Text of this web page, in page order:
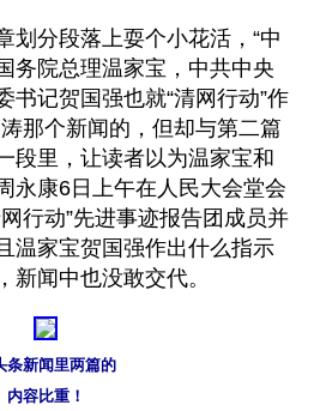
划分段落上耍个小花活，“中
务院总理温家宝，中共中央
书记贺国强也就“清网行动”作
那个新闻的，但却与第二篇
段里，让读者以为温家宝和
永康6日上午在人民大会堂会
行动”先进事迹报告团成员并
温家宝贺国强作出什么指示
新闻中也没敢交代。
条新闻里两篇的
内容比重！